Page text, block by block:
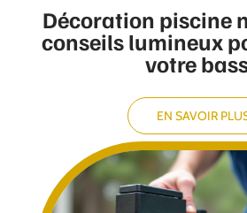
Décoration piscine
conseils lumineux
votre
EN SAVOIR